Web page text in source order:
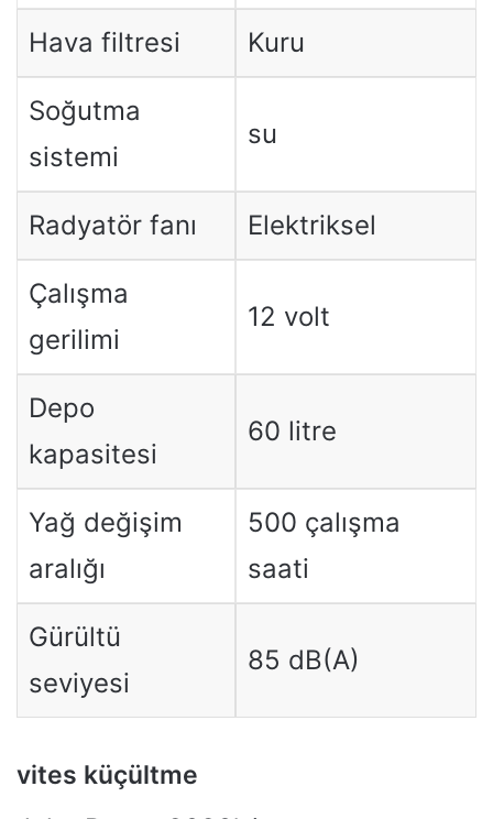
Hava filtresi Kuru
Soğutma
sistemi
su
Radyatör fanı Elektriksel
Çalışma
gerilimi
12 volt
Depo
kapasitesi
60 litre
Yağ değişim
aralığı
500 çalışma
saati
Gürültü
seviyesi
85 dB(A)
vites küçültme